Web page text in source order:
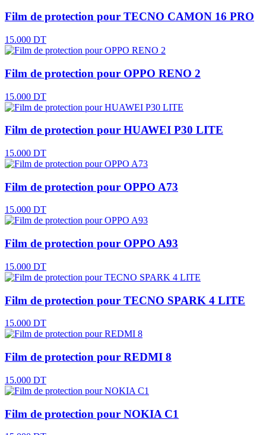
Film de protection pour TECNO CAMON 16 PRO
15.000 DT
Film de protection pour OPPO RENO 2
15.000 DT
Film de protection pour HUAWEI P30 LITE
15.000 DT
Film de protection pour OPPO A73
15.000 DT
Film de protection pour OPPO A93
15.000 DT
Film de protection pour TECNO SPARK 4 LITE
15.000 DT
Film de protection pour REDMI 8
15.000 DT
Film de protection pour NOKIA C1